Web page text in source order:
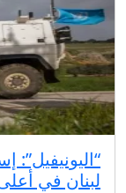
لبنان في